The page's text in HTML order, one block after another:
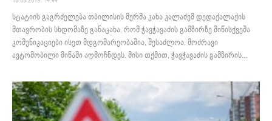
სტატიის გაგრძელება თბილისის მერმა კახა კალაძემ დედაქალაქის
მთავრობის სხდომაზე განაცახა, რომ ჭავჭავაძის გამზირზე მიწისქვეშა
კომუნიკაციები ისეთ მდგომარეობაშია, შესაძლოა, მოძრავი
ავტომობილი მიწაში აღმოჩნდეს. მისი თქმით, ჭავჭავაძის გამზირის...